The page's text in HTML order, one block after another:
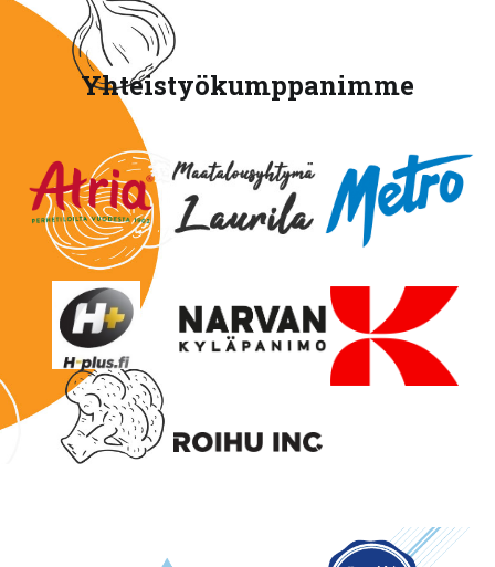
Yhteistyökumppanimme